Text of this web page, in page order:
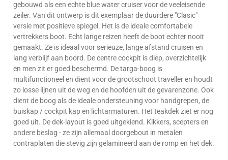
gebouwd als een echte blue water cruiser voor de veeleisende
zeiler. Van dit ontwerp is dit exemplaar de duurdere "Clasic"
versie met positieve spiegel. Het is de ideale comfortabele
vertrekkers boot. Echt lange reizen heeft de boot echter nooit
gemaakt. Ze is ideaal voor serieuze, lange afstand cruisen en
lang verblijf aan boord. De centre cockpit is diep, overzichtelijk
en men zit er goed beschermd. De targa-boog is
multifunctioneel en dient voor de grootschoot traveller en houdt
zo losse lijnen uit de weg en de hoofden uit de gevarenzone. Ook
dient de boog als de ideale ondersteuning voor handgrepen, de
buiskap / cockpit kap en lichtarmaturen. Het teakdek ziet er nog
goed uit. De dek-layout is goed uitgekiend. Kikkers, scepters en
andere beslag - ze zijn allemaal doorgebout in metalen
contraplaten die stevig zijn gelamineerd aan de romp en het dek.